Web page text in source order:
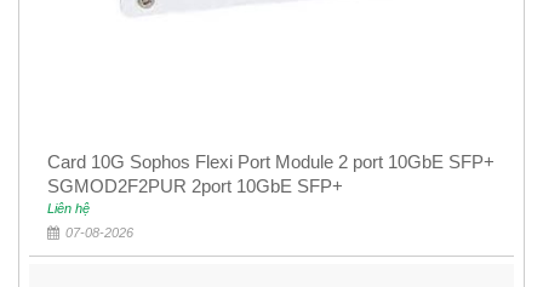
Card 10G Sophos Flexi Port Module 2 port 10GbE SFP+
SGMOD2F2PUR 2port 10GbE SFP+
Liên hệ
07-08-2026